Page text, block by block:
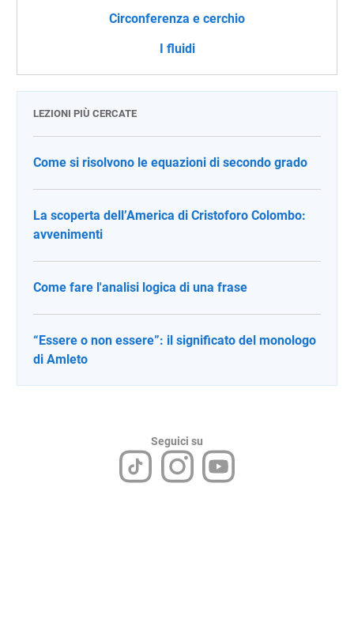
Circonferenza e cerchio
I fluidi
LEZIONI PIÙ CERCATE
Come si risolvono le equazioni di secondo grado
La scoperta dell’America di Cristoforo Colombo:
avvenimenti
Come fare l'analisi logica di una frase
“Essere o non essere”: il significato del monologo
di Amleto
Seguici su